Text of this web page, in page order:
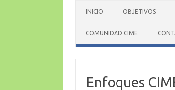
INICIO OBJETIVOS
COMUNIDAD CIME
Enfoques